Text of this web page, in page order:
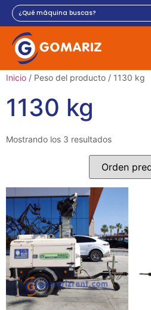
Inicio / Peso del producto / 1130 kg
1130 kg
Mostrando los 3 resultados